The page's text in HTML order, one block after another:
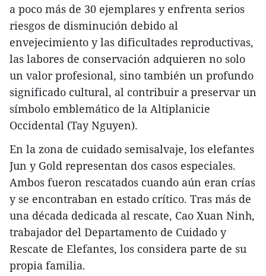
a poco más de 30 ejemplares y enfrenta serios
riesgos de disminución debido al
envejecimiento y las dificultades reproductivas,
las labores de conservación adquieren no solo
un valor profesional, sino también un profundo
significado cultural, al contribuir a preservar un
símbolo emblemático de la Altiplanicie
Occidental (Tay Nguyen).
En la zona de cuidado semisalvaje, los elefantes
Jun y Gold representan dos casos especiales.
Ambos fueron rescatados cuando aún eran crías
y se encontraban en estado crítico. Tras más de
una década dedicada al rescate, Cao Xuan Ninh,
trabajador del Departamento de Cuidado y
Rescate de Elefantes, los considera parte de su
propia familia.